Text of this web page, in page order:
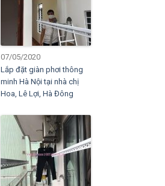
07/05/2020
Lắp đặt giàn phơi thông
minh Hà Nội tại nhà chị
Hoa, Lê Lợi, Hà Đông